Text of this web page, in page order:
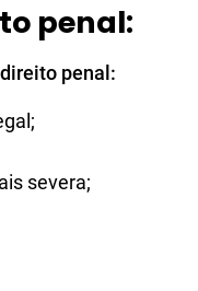
penal:
penal:
severa;